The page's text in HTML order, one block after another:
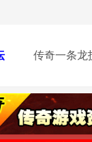
传奇一条龙